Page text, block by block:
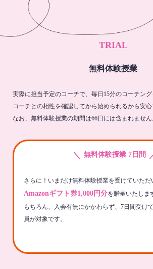
TRIAL
無料体験授業
実際に担当予定のコーチで、毎日15分のコーチング
コーチとの相性を確認してから始められるから安心
なお、無料体験授業の期間は66日には含まれません
＼ 無料体験授業 7日間
さらに！いまだけ無料体験授業を受けていただ
Amazonギフト券1,000円分を贈呈いたしま
もちろん、入会有無にかかわらず、7日間受け
員が対象です。